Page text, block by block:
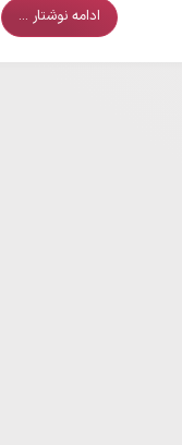
ادامه نوشتار ...